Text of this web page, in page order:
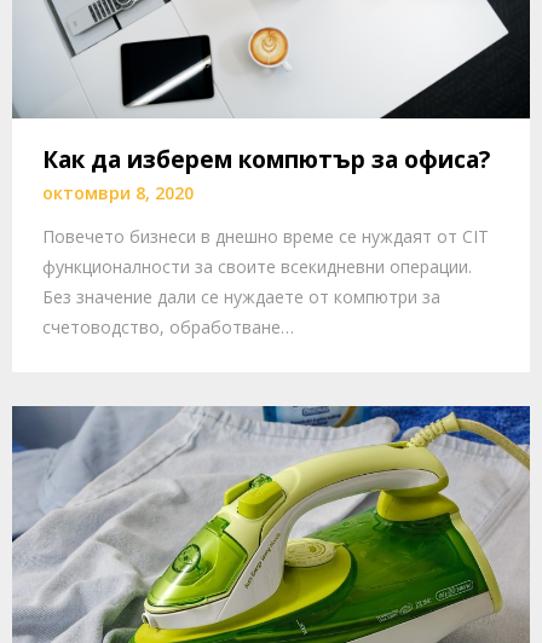
Как да изберем компютър за офиса?
октомври 8, 2020
Повечето бизнеси в днешно време се нуждаят от СIT
функционалности за своите всекидневни операции.
Без значение дали се нуждаете от компютри за
счетоводство, обработване…